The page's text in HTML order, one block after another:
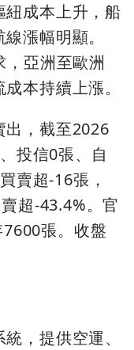
成本上升，船
漲幅明顯。
亞洲至歐洲
本持續上漲。
出，截至2026
投信0張、自
賣超-16張，
超-43.4%。官
張。收盤
，提供空運、